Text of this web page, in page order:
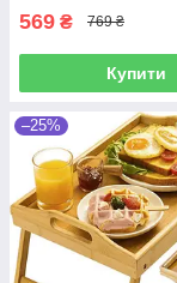
569 ₴ 769 ₴
Купити
–25%